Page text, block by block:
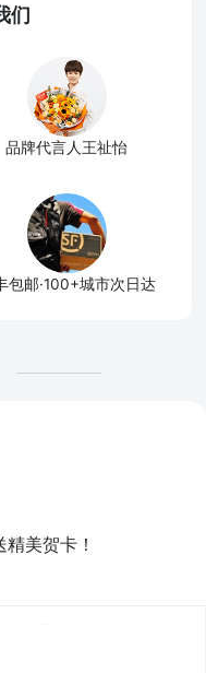
们
品牌代言人王祉怡
包邮·100+城市次日达
美贺卡！